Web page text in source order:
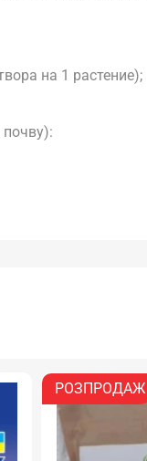
на 1 растение);
РОЗПРОДАЖ